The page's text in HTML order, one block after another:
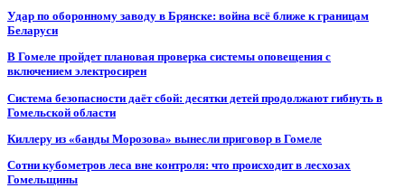
Удар по оборонному заводу в Брянске: война всё ближе к границам
Беларуси
В Гомеле пройдет плановая проверка системы оповещения с
включением электросирен
Система безопасности даёт сбой: десятки детей продолжают гибнуть в
Гомельской области
Киллеру из «банды Морозова» вынесли приговор в Гомеле
Сотни кубометров леса вне контроля: что происходит в лесхозах
Гомельщины